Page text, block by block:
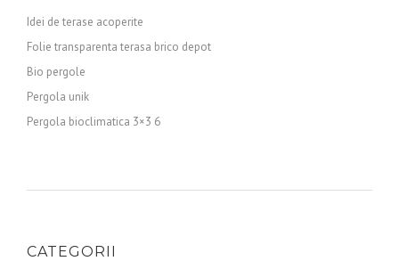
Idei de terase acoperite
Folie transparenta terasa brico depot
Bio pergole
Pergola unik
Pergola bioclimatica 3×3 6
CATEGORII